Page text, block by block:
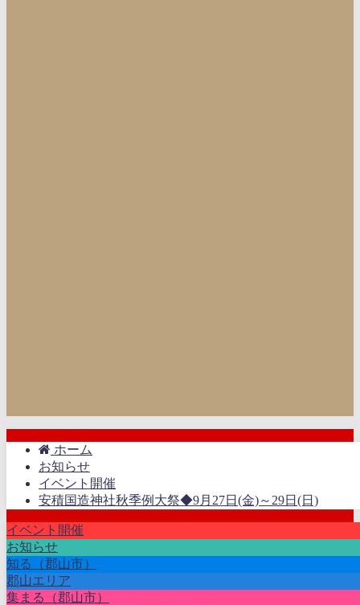
ホーム
お知らせ
イベント開催
安積国造神社秋季例大祭◆9月27日(金)～29日(日)
イベント開催
お知らせ
知る（郡山市）
郡山エリア
集まる（郡山市）